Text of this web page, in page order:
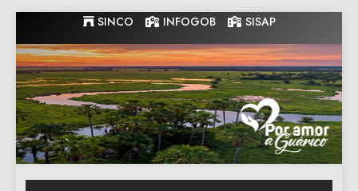
to
content
SINCO INFOGOB SISAP
Gobernacion
de Guarico
Gobernacion de Guarico